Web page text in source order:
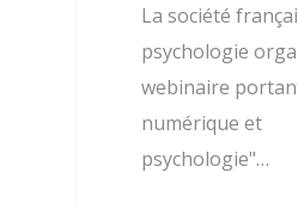
La société
psychologie
webinaire
numérique et
psychologie"…